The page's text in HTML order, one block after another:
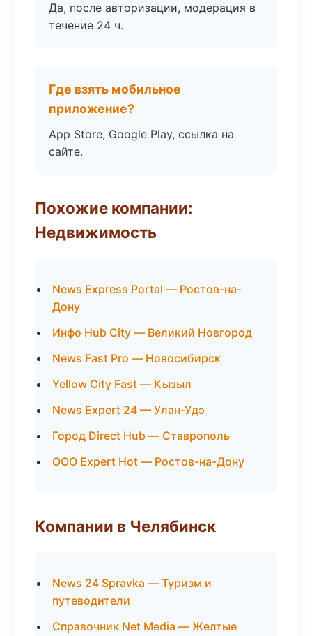
Да, после авторизации, модерация в
течение 24 ч.
Где взять мобильное
приложение?
App Store, Google Play, ссылка на
сайте.
Похожие компании:
Недвижимость
News Express Portal — Ростов-на-
Дону
Инфо Hub City — Великий Новгород
News Fast Pro — Новосибирск
Yellow City Fast — Кызыл
News Expert 24 — Улан-Удэ
Город Direct Hub — Ставрополь
ООО Expert Hot — Ростов-на-Дону
Компании в Челябинск
News 24 Spravka — Туризм и
путеводители
Справочник Net Media — Желтые